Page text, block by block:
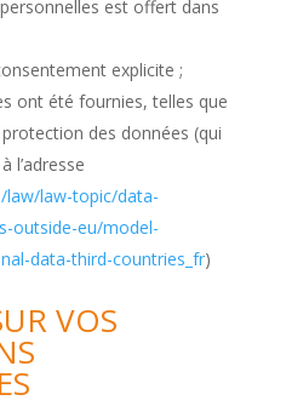
est offert dans
explicite ;
ont été fournies, telles que
des données (qui
l’adresse
law/law-topic/data-
outside-eu/model-
data-third-countries_fr)
VOS